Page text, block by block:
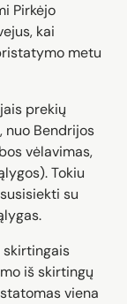
Pirkėjo
kai
metu
prekių
nuo Bendrijos
vėlavimas,
Tokiu
su
skirtingais
iš skirtingų
viena